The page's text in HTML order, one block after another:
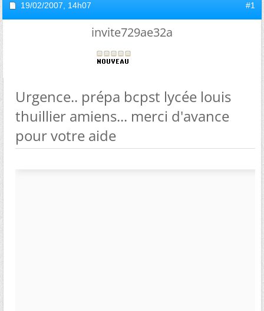
19/02/2007, 14h07 #1
invite729ae32a
Urgence.. prépa bcpst lycée louis
thuillier amiens... merci d'avance
pour votre aide